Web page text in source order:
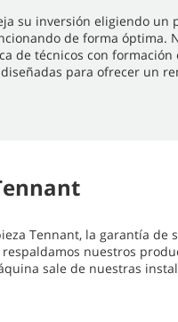
su inversión eligiendo un
de forma óptima.
de técnicos con formación
para ofrecer un
Tennant, la garantía de
nuestros
sale de nuestras